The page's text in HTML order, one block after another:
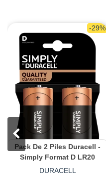
-29%
Pack De 2 Piles Duracell -
Simply Format D LR20
DURACELL